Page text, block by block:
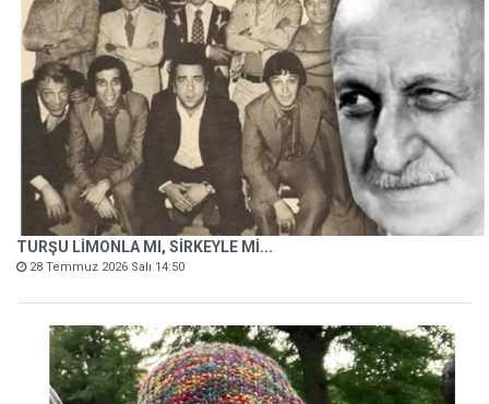
TURŞU LİMONLA MI, SİRKEYLE Mİ...
28 Temmuz 2026 Salı 14:50